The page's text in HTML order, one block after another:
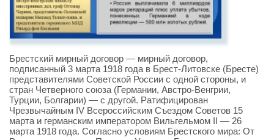
Брестский мирный договор — мирный договор,
подписанный 3 марта 1918 года в Брест-Литовске (Бресте)
представителями Советской России с одной стороны, и
стран Четверного союза (Германии, Австро-Венгрии,
Турции, Болгарии) — с другой. Ратифицирован
Чрезвычайным IV Всероссийским Съездом Советов 15
марта и германским императором Вильгельмом II — 26
марта 1918 года. Согласно условиям Брестского мира: От